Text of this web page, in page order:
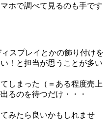
ホで調べて見るのも手です
スプレイとかの飾り付けを
！と担当が思うことが多い
しまった（＝ある程度売上
るのを待つだけ・・・
みたら良いかもしれませ